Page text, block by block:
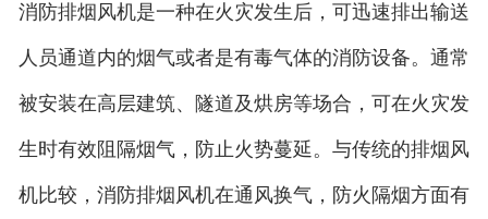
企业地图
消防排烟风机是一种在火灾发生后，可迅速排出输送
人员通道内的烟气或者是有毒气体的消防设备。通常
被安装在高层建筑、隧道及烘房等场合，可在火灾发
生时有效阻隔烟气，防止火势蔓延。与传统的排烟风
机比较，消防排烟风机在通风换气，防火隔烟方面有